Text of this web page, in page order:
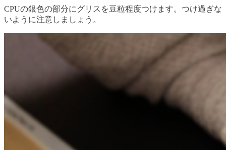
CPUの銀色の部分にグリスを豆粒程度つけます。つけ過ぎな
いように注意しましょう。